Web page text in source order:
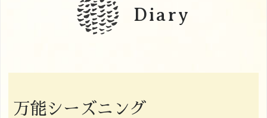
Diary
万能シーズニング